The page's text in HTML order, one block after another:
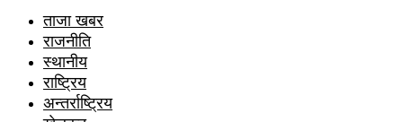
ताजा खबर
राजनीति
स्थानीय
राष्ट्रिय
अन्तर्राष्ट्रिय